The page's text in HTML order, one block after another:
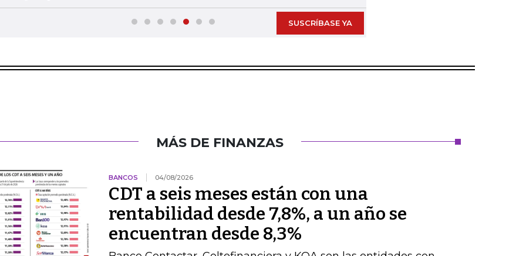
SUSCRÍBASE YA
MÁS DE FINANZAS
BANCOS 04/08/2026
CDT a seis meses están con una
rentabilidad desde 7,8%, a un año se
encuentran desde 8,3%